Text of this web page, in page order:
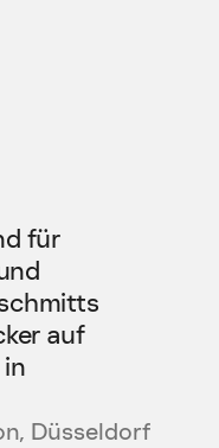
für
auf
Düsseldorf